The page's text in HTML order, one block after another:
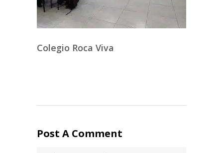
Colegio Roca Viva
Post A Comment